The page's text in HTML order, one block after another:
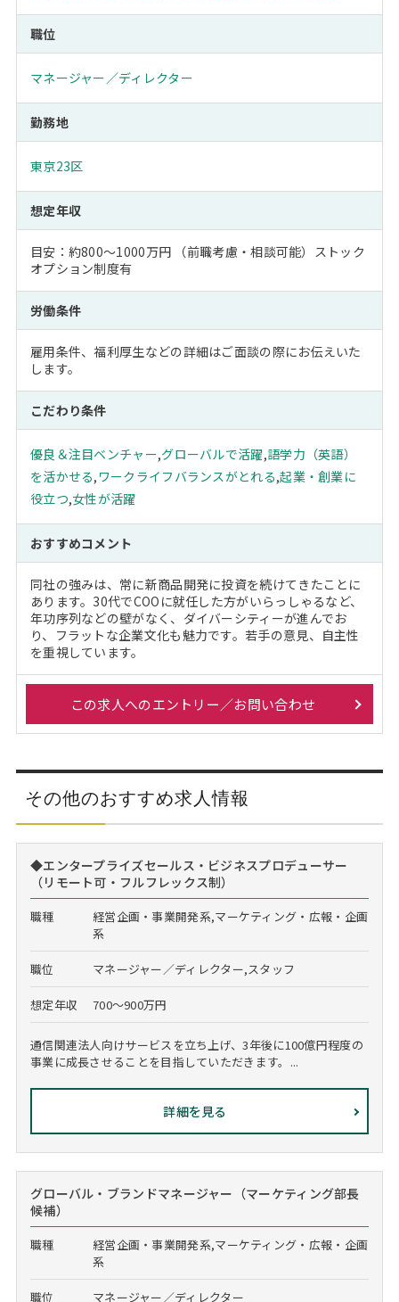
職位
マネージャー／ディレクター
勤務地
東京23区
想定年収
目安：約800～1000万円 （前職考慮・相談可能）ストック
オプション制度有
労働条件
雇用条件、福利厚生などの詳細はご面談の際にお伝えいた
します。
こだわり条件
優良＆注目ベンチャー,グローバルで活躍,語学力（英語）
を活かせる, ワークライフバランスがとれる,起業・創業に
役立つ,女性が活躍
おすすめコメント
同社の強みは、常に新商品開発に投資を続けてきたことに
あります。30代でCOOに就任した方がいらっしゃるなど、
年功序列などの壁がなく、ダイバーシティーが進んでお
り、フラットな企業文化も魅力です。若手の意見、自主性
を重視しています。
この求人へのエントリー／お問い合わせ
その他のおすすめ求人情報
◆エンタープライズセールス・ビジネスプロデューサー
（リモート可・フルフレックス制）
職種
経営企画・事業開発系,マーケティング・広報・企画
系
職位 マネージャー／ディレクター,スタッフ
想定年収 700～900万円
通信関連法人向けサービスを立ち上げ、3年後に100億円程度の
事業に成長させることを目指していただきます。...
詳細を見る
グローバル・ブランドマネージャー（マーケティング部長
候補）
職種
経営企画・事業開発系,マーケティング・広報・企画
系
職位 マネージャー／ディレクター